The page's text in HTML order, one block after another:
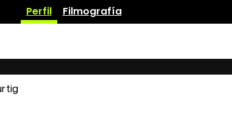
Perfil Filmografía